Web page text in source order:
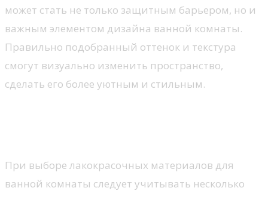
может стать не только защитным барьером, но и
важным элементом дизайна ванной комнаты.
Правильно подобранный оттенок и текстура
смогут визуально изменить пространство,
сделать его более уютным и стильным.
При выборе лакокрасочных материалов для
ванной комнаты следует учитывать несколько